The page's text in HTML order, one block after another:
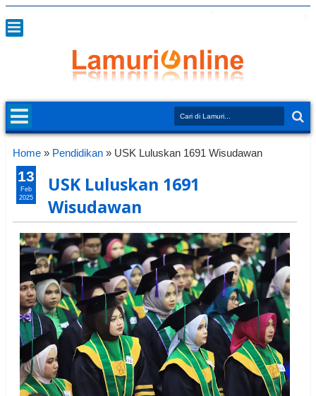
Home » Pendidikan » USK Luluskan 1691 Wisudawan
USK Luluskan 1691
Wisudawan
13
Feb
2025